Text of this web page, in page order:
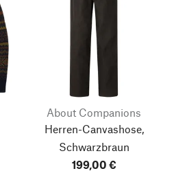
About Companions
Herren-Canvashose,
Schwarzbraun
199,00 €